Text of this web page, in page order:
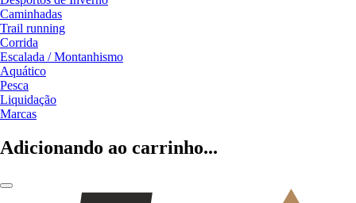
Caminhadas
Trail running
Corrida
Escalada / Montanhismo
Aquático
Pesca
Liquidação
Marcas
Adicionando ao carrinho...